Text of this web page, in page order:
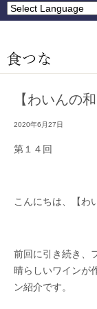
【わいんの
2020年6月27日
第１４回
こんにちは、【わ
前回に引き続き、
晴らしいワインが
ン紹介です。